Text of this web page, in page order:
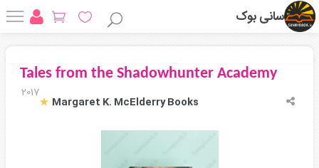
سانی بوک
Tales from the Shadowhunter Academy
2017
Margaret K. McElderry Books